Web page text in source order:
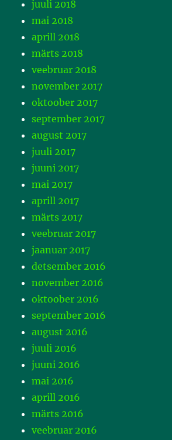
juuli 2018
mai 2018
aprill 2018
märts 2018
veebruar 2018
november 2017
oktoober 2017
september 2017
august 2017
juuli 2017
juuni 2017
mai 2017
aprill 2017
märts 2017
veebruar 2017
jaanuar 2017
detsember 2016
november 2016
oktoober 2016
september 2016
august 2016
juuli 2016
juuni 2016
mai 2016
aprill 2016
märts 2016
veebruar 2016